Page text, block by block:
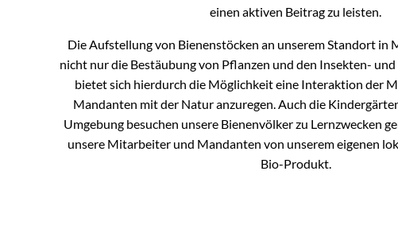
einen aktiven Beitrag zu leisten.
Die Aufstellung von Bienenstöcken an unserem Standort in
nicht nur die Bestäubung von Pflanzen und den Insekten-
bietet sich hierdurch die Möglichkeit eine Interaktion der
Mandanten mit der Natur anzuregen. Auch die
Umgebung besuchen unsere Bienenvölker zu Lernzwecken
unsere Mitarbeiter und Mandanten von unserem eigenen
Bio-Produkt.